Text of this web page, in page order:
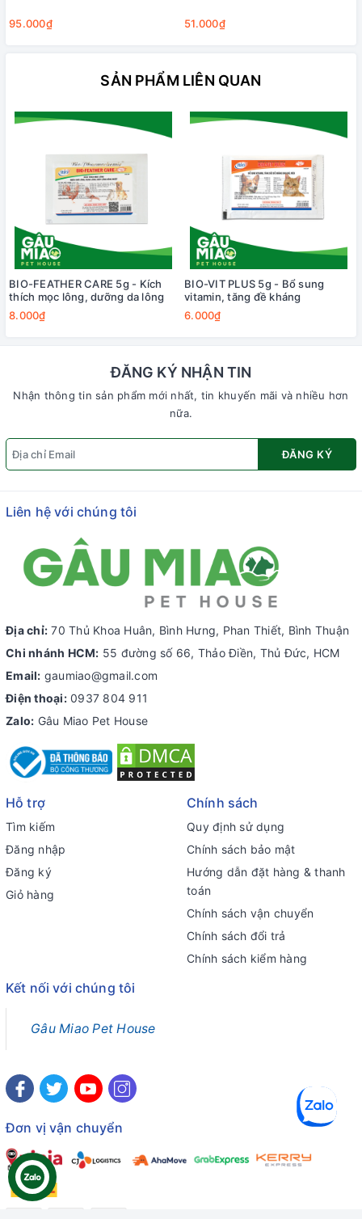
95.000₫ 51.000₫
SẢN PHẨM LIÊN QUAN
BIO-FEATHER CARE 5g - Kích
thích mọc lông, dưỡng da lông
8.000₫
BIO-VIT PLUS 5g - Bổ sung
vitamin, tăng đề kháng
6.000₫
ĐĂNG KÝ NHẬN TIN
Nhận thông tin sản phẩm mới nhất, tin khuyến mãi và nhiều hơn
nữa.
ĐĂNG KÝ
Liên hệ với chúng tôi
Địa chỉ: 70 Thủ Khoa Huân, Bình Hưng, Phan Thiết, Bình Thuận
Chi nhánh HCM: 55 đường số 66, Thảo Điền, Thủ Đức, HCM
Email: gaumiao@gmail.com
Điện thoại: 0937 804 911
Zalo: Gâu Miao Pet House
Hỗ trợ
Tìm kiếm
Đăng nhập
Đăng ký
Giỏ hàng
Chính sách
Quy định sử dụng
Chính sách bảo mật
Hướng dẫn đặt hàng & thanh
toán
Chính sách vận chuyển
Chính sách đổi trả
Chính sách kiểm hàng
Kết nối với chúng tôi
Gâu Miao Pet House
Đơn vị vận chuyển